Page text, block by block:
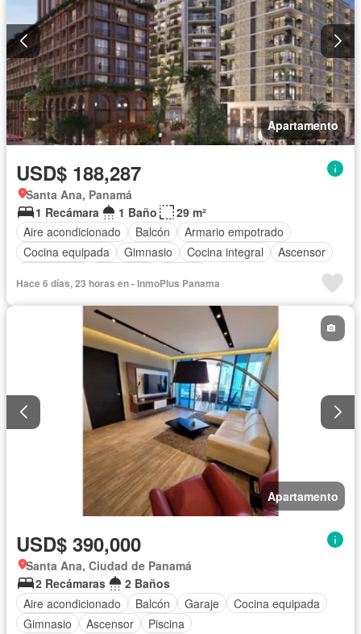
Apartamento
USD$ 188,287
Santa Ana, Panamá
1 Recámara
1 Baño
29 m²
Aire acondicionado
Balcón
Armario empotrado
Cocina equipada
Gimnasio Cocina integral
Ascensor
Hace 6 días, 23 horas en - InmoPlus Panama
Apartamento
USD$ 390,000
Santa Ana, Ciudad de Panamá
2 Recámaras
2 Baños
Aire acondicionado
Balcón Garaje
Cocina equipada
Gimnasio
Ascensor Piscina